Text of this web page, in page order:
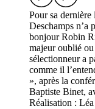
Pour sa
Deschamps n’a
bonjour Robin
majeur oublié
sélectionneur a
comme il
», après la
Baptiste Binet,
Réalisation :